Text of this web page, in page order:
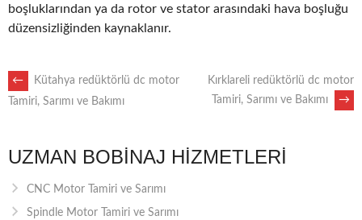
boşluklarından ya da rotor ve stator arasındaki hava boşluğu
düzensizliğinden kaynaklanır.
POST
←
Kütahya redüktörlü dc motor
Tamiri, Sarımı ve Bakımı
Kırklareli redüktörlü dc motor
Tamiri, Sarımı ve Bakımı
→
UZMAN BOBINAJ HIZMETLERI
CNC Motor Tamiri ve Sarımı
Spindle Motor Tamiri ve Sarımı